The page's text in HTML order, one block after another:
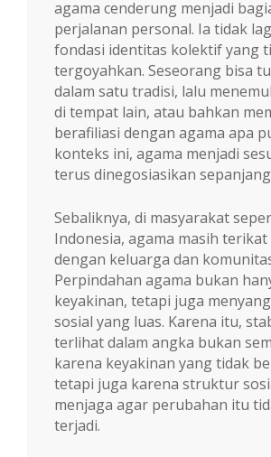
agama cenderung menjadi
perjalanan personal. Ia tidak
fondasi identitas kolektif yang
tergoyahkan. Seseorang bisa
dalam satu tradisi, lalu
di tempat lain, atau bahkan
berafiliasi dengan agama apa
konteks ini, agama menjadi
terus dinegosiasikan
Sebaliknya, di masyarakat
Indonesia, agama masih
dengan keluarga dan
Perpindahan agama bukan
keyakinan, tetapi juga
sosial yang luas. Karena itu,
terlihat dalam angka bukan
karena keyakinan yang tidak
tetapi juga karena struktur
menjaga agar perubahan itu
terjadi.